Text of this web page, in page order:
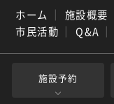
ホーム ｜ 施設概要
市民活動 ｜ Q&A ｜
施設予約